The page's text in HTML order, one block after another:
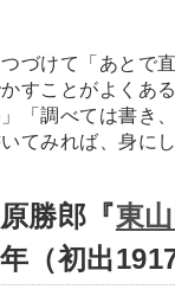
づけて「あとで
すことがよくあ
「調べては書き
てみれば、身に
原勝郎『東
年（初出1917